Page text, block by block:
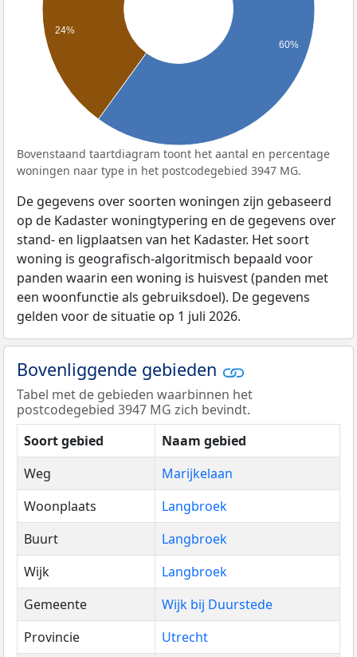
24%
60%
Bovenstaand taartdiagram toont het aantal en percentage
woningen naar type in het postcodegebied 3947 MG.
De gegevens over soorten woningen zijn gebaseerd
op de Kadaster woningtypering en de gegevens over
stand- en ligplaatsen van het Kadaster. Het soort
woning is geografisch-algoritmisch bepaald voor
panden waarin een woning is huisvest (panden met
een woonfunctie als gebruiksdoel). De gegevens
gelden voor de situatie op 1 juli 2026.
Bovenliggende gebieden
Tabel met de gebieden waarbinnen het
postcodegebied 3947 MG zich bevindt.
Soort gebied
Naam gebied
Weg
Marijkelaan
Woonplaats
Langbroek
Buurt
Langbroek
Wijk
Langbroek
Gemeente
Wijk bij Duurstede
Provincie
Utrecht